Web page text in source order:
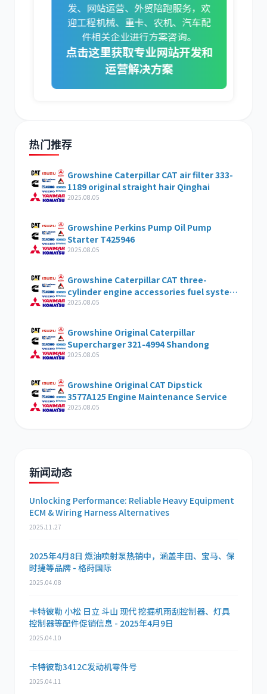
发、网站运营、外贸陪跑服务，欢
迎工程机械、重卡、农机、汽车配
件相关企业进行方案咨询。
点击这里获取专业网站开发和
运营解决方案
热门推荐
Growshine Caterpillar CAT air filter 333-
1189 original straight hair Qinghai
2025.08.05
Growshine Perkins Pump Oil Pump
Starter T425946
2025.08.05
Growshine Caterpillar CAT three-
cylinder engine accessories fuel system
inquiry
2025.08.05
Growshine Original Caterpillar
Supercharger 321-4994 Shandong
2025.08.05
Growshine Original CAT Dipstick
3577A125 Engine Maintenance Service
2025.08.05
新闻动态
Unlocking Performance: Reliable Heavy Equipment
ECM & Wiring Harness Alternatives
2025.11.27
2025年4月8日 燃油喷射泵热销中，涵盖丰田、宝马、保
时捷等品牌 - 格莳国际
2025.04.08
卡特彼勒 小松 日立 斗山 现代 挖掘机雨刮控制器、灯具
控制器等配件促销信息 - 2025年4月9日
2025.04.10
卡特彼勒3412C发动机零件号
2025.04.11